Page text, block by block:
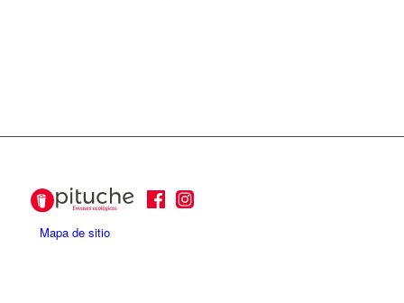
Mapa de sitio